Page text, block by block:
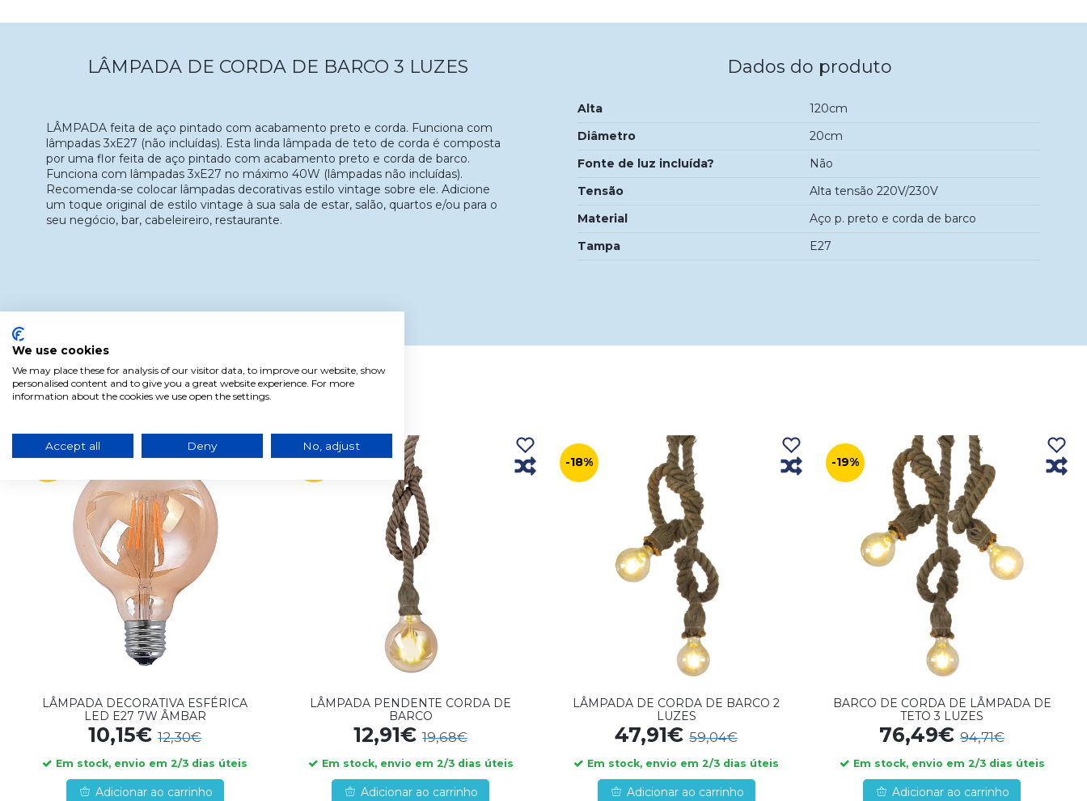
LÂMPADA DE CORDA DE BARCO 3 LUZES
LÂMPADA feita de aço pintado com acabamento preto e corda. Funciona com
lâmpadas 3xE27 (não incluídas). Esta linda lâmpada de teto de corda é composta
por uma flor feita de aço pintado com acabamento preto e corda de barco.
Funciona com lâmpadas 3xE27 no máximo 40W (lâmpadas não incluídas).
Recomenda-se colocar lâmpadas decorativas estilo vintage sobre ele. Adicione
um toque original de estilo vintage à sua sala de estar, salão, quartos e/ou para o
seu negócio, bar, cabeleireiro, restaurante.
Dados do produto
Alta
120cm
Diâmetro
20cm
Fonte de luz incluída?
Não
Tensão
Alta tensão 220V/230V
Material
Aço p. preto e corda de barco
Tampa
E27
Produtos relacionados com este produto
-17%
LÂMPADA DECORATIVA ESFÉRICA
LED E27 7W ÂMBAR
10,15€12,30€
Em stock, envio em 2/3 dias úteis
Adicionar ao carrinho
-34%
LÂMPADA PENDENTE CORDA DE
BARCO
12,91€19,68€
Em stock, envio em 2/3 dias úteis
Adicionar ao carrinho
-18%
LÂMPADA DE CORDA DE BARCO 2
LUZES
47,91€59,04€
Em stock, envio em 2/3 dias úteis
Adicionar ao carrinho
-19%
BARCO DE CORDA DE LÂMPADA DE
TETO 3 LUZES
76,49€94,71€
Em stock, envio em 2/3 dias úteis
Adicionar ao carrinho
We use cookies
We may place these for analysis of our visitor data, to improve our website, show
personalised content and to give you a great website experience. For more
information about the cookies we use open the settings.
Accept all Deny No, adjust